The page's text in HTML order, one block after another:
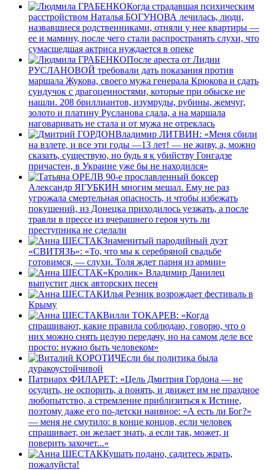
Когда страдавшая психическим
расстройством Наталья БОГУНОВА лечилась, люди,
назвавшиеся родственниками, отняли у нее квартиры —
ее и мамину, после чего стали распространять слухи, что
сумасшедшая актриса нуждается в опеке
После ареста от Лидии
РУСЛАНОВОЙ требовали дать показания против
маршала Жукова, своего мужа генерала Крюкова и сдать
сундучок с драгоценностями, которые при обыске не
нашли. 208 бриллиантов, изумруды, рубины, жемчуг,
золото и платину Русланова сдала, а на маршала
наговаривать не стала и от мужа не отреклась
Владимир ЛИТВИН: «Меня сбили
на взлете, и все эти годы —13 лет! — не живу, а, можно
сказать, существую, но будь я к убийству Гонгадзе
причастен, в Украине уже бы не находился»
В 90-е прославленный боксер
Александр ЯГУБКИН многим мешал. Ему не раз
угрожала смертельная опасность, и чтобы избежать
покушений, из Донецка приходилось уезжать, а после
травли в прессе из вчерашнего героя чуть ли
преступника не сделали
Знаменитый пародийный дуэт
«СВИТЯЗЬ»: «То, что мы к серебряной свадьбе
готовимся, — слухи. Толя ждет парня из армии»
«Кролик» Владимир Данилец
выпустит диск авторских песен
Илья Резник возрождает фестиваль в
Крыму
Вилли ТОКАРЕВ: «Когда
спрашивают, какие правила соблюдаю, говорю, что о
них можно снять целую передачу, но на самом деле все
просто: нужно быть человеком»
Если бы политика была
дуракоустойчивой
Патриарх ФИЛАРЕТ: «Цель Дмитрия Гордона — не
осудить, не оспорить, а понять, и движет им не праздное
любопытство, а стремление ­приблизиться к Истине,
поэтому даже его по-детски наивное: «А есть ли Бог?»
— меня не смутило: в конце концов, если человек
спрашивает, он желает знать, а если так, может, и
поверить захочет...»
Кушать подано, садитесь жрать,
пожалуйста!